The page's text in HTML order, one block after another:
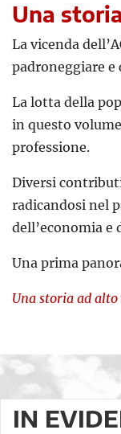
Una
La vicenda
padroneggiare
La lotta della
in questo
professione.
Diversi
radicandosi nel
dell’economia e
Una prima
Una storia ad alto
IN